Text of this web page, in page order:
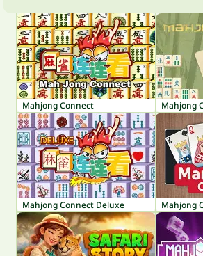
Mahjong Connect Mahjong
Mahjong Connect Deluxe Mahjong